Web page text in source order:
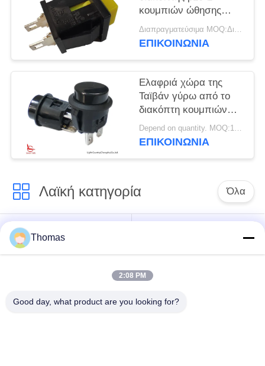
κουμπιών ώθησης
επαφών κραμάτων
10000 κύκλοι
Διαπραγματεύσιμα MOQ:Διαπραγματεύσιμο
ΕΠΙΚΟΙΝΩΝΊΑ
Ελαφριά χώρα της
Ταϊβάν γύρω από το
διακόπτη κουμπιών
ώθησης, LC210, Φ20,
ON-OFF, μαύρο,
Depend on quantity. MOQ:1000pcs
ΕΠΙΚΟΙΝΩΝΊΑ
Λαϊκή κατηγορία Όλα
ksd301 θερμοστάτης
αναστοιχειοθέτησης
θερμοστάτης
ksd301 θερμικός
Thomas
2:08 PM
Good day, what product are you looking for?